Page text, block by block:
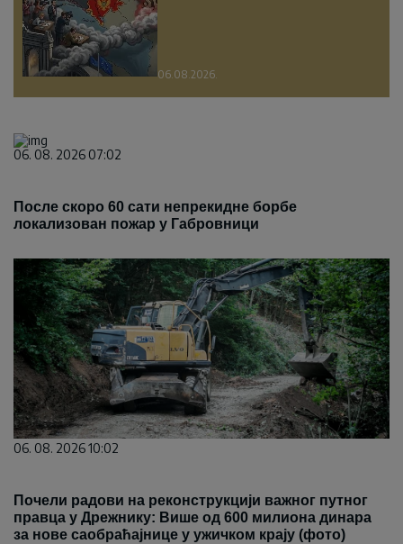
06.08.2026.
06. 08. 2026 07:02
После скоро 60 сати непрекидне борбе
локализован пожар у Габровници
06. 08. 2026 10:02
Почели радови на реконструкцији важног путног
правца у Дрежнику: Више од 600 милиона динара
за нове саобраћајнице у ужичком крају (фото)